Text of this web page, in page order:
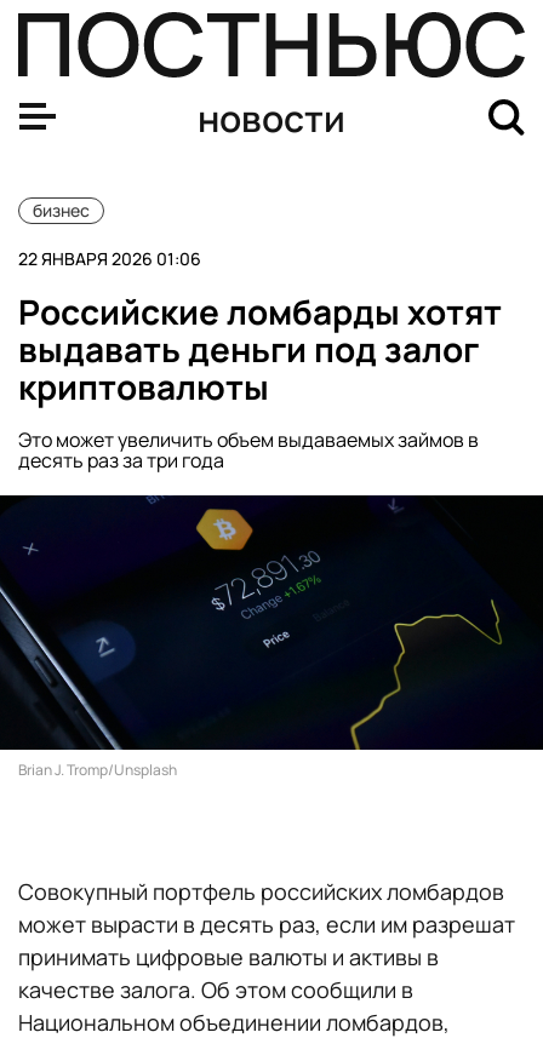
новости
бизнес
22 ЯНВАРЯ 2026 01:06
Российские ломбарды хотят
выдавать деньги под залог
криптовалюты
Это может увеличить объем выдаваемых займов в
десять раз за три года
Brian J. Tromp/Unsplash
Совокупный портфель российских ломбардов
может вырасти в десять раз, если им разрешат
принимать цифровые валюты и активы в
качестве залога. Об этом сообщили в
Национальном объединении ломбардов,
Директор по маркетингу Rendez-Vous отказалась